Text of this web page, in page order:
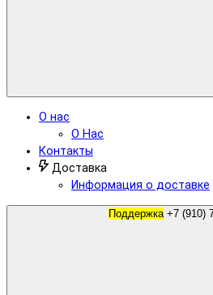
О нас
О Нас
Контакты
Доставка
Информация о доставке
Поддержка